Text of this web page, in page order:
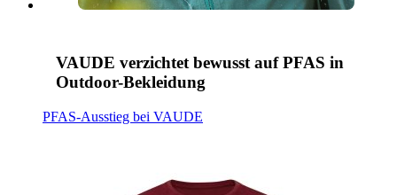
VAUDE verzichtet bewusst auf PFAS in
Outdoor-Bekleidung
PFAS-Ausstieg bei VAUDE